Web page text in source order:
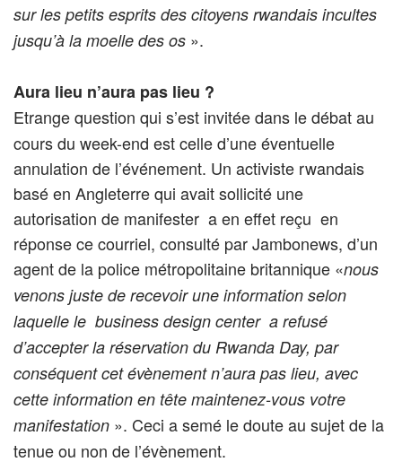
sur les petits esprits des citoyens rwandais incultes
jusqu’à la moelle des os ».
Aura lieu n’aura pas lieu ?
Etrangequestion qui s’est invitée dans le débat au
cours du week-end est celle d’une éventuelle
annulation de l’événement. Un activiste rwandais
basé en Angleterre qui avait sollicité une
autorisation de manifester a en effet reçu en
réponse ce courriel, consulté par Jambonews, d’un
agent de la police métropolitaine britannique «nous
venons juste de recevoir une information selon
laquelle le business design center a refusé
d’accepter la réservation du Rwanda Day, par
conséquent cet évènement n’aura pas lieu, avec
cette information en tête maintenez-vous votre
manifestation ». Ceci a semé le doute au sujet de la
tenue ou non de l’évènement.